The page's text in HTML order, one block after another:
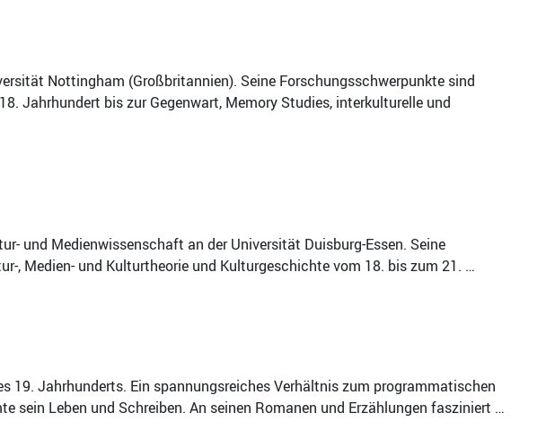
Nottingham (Großbritannien). Seine Forschungsschwerpunkte sind
Jahrhundert bis zur Gegenwart, Memory Studies, interkulturelle und
und Medienwissenschaft an der Universität Duisburg-Essen. Seine
, Medien- und Kulturtheorie und Kulturgeschichte vom 18. bis zum 21. …
19. Jahrhunderts. Ein spannungsreiches Verhältnis zum programmatischen
sein Leben und Schreiben. An seinen Romanen und Erzählungen fasziniert …